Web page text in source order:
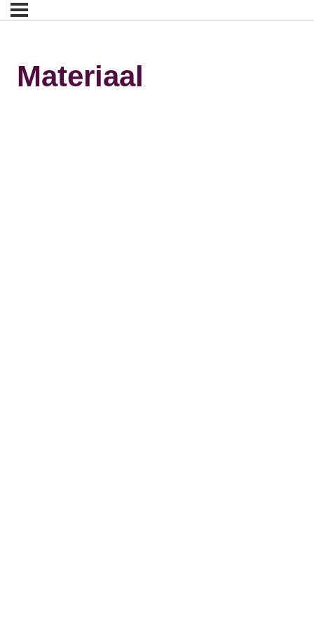
Materiaal